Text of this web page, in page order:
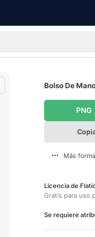
Bolso De
PNG
Más
Licencia de
Gratis para uso
Se requiere